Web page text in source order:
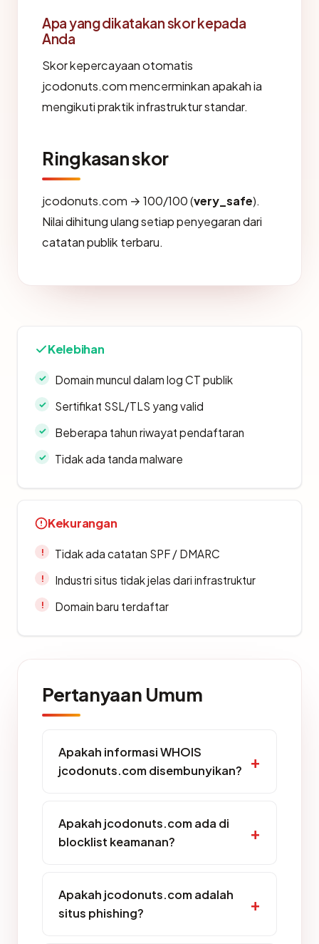
Apa yang dikatakan skor kepada
Anda
Skor kepercayaan otomatis
jcodonuts.com mencerminkan apakah ia
mengikuti praktik infrastruktur standar.
Ringkasan skor
jcodonuts.com → 100/100 (very_safe).
Nilai dihitung ulang setiap penyegaran dari
catatan publik terbaru.
Kelebihan
Domain muncul dalam log CT publik
Sertifikat SSL/TLS yang valid
Beberapa tahun riwayat pendaftaran
Tidak ada tanda malware
Kekurangan
Tidak ada catatan SPF / DMARC
Industri situs tidak jelas dari infrastruktur
Domain baru terdaftar
Pertanyaan Umum
Apakah informasi WHOIS
jcodonuts.com disembunyikan?
Apakah jcodonuts.com ada di
blocklist keamanan?
Apakah jcodonuts.com adalah
situs phishing?